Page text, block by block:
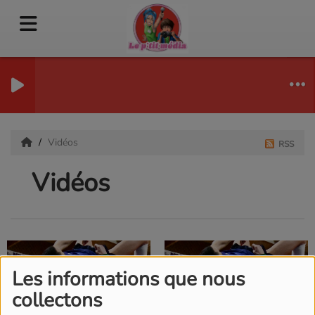
Les informations que nous
collectons
Vidéos
Vidéos
RSS